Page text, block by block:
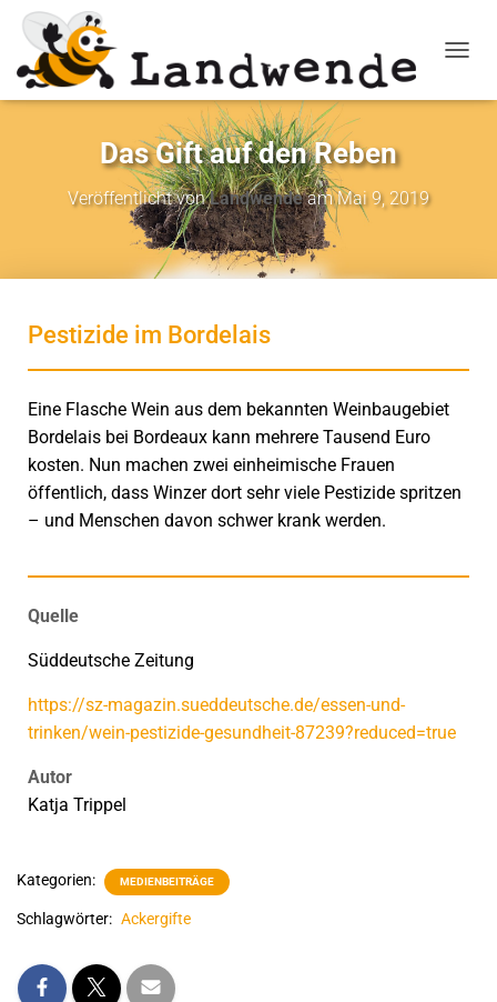
Das Gift auf den Reben
Veröffentlicht vonLandwendeamMai 9, 2019
Pestizide im Bordelais
Eine Flasche Wein aus dem bekannten Weinbaugebiet
Bordelais bei Bordeaux kann mehrere Tausend Euro
kosten. Nun machen zwei einheimische Frauen
öffentlich, dass Winzer dort sehr viele Pestizide spritzen
– und Menschen davon schwer krank werden.
Quelle
Süddeutsche Zeitung
https://sz-magazin.sueddeutsche.de/essen-und-
trinken/wein-pestizide-gesundheit-87239?reduced=true
Autor
Katja Trippel
Kategorien: MEDIENBEITRÄGE
Schlagwörter: Ackergifte